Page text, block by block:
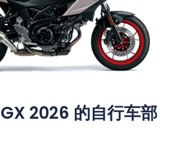
2026 的自行车部